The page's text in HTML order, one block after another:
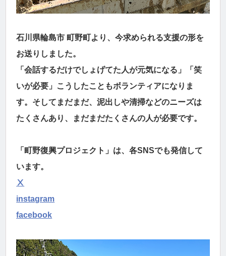
石川県輪島市 町野町より、今求められる支援の形を
お送りしました。
「会話するだけでしょげてた人が元気になる」「笑
いが必要」こうしたこともボランティアになりま
す。そしてまだまだ、泥出しや清掃などのニーズは
たくさんあり、まだまだたくさんの人が必要です。
「町野復興プロジェクト」は、各SNSでも発信して
います。
Ⅹ
instagram
facebook